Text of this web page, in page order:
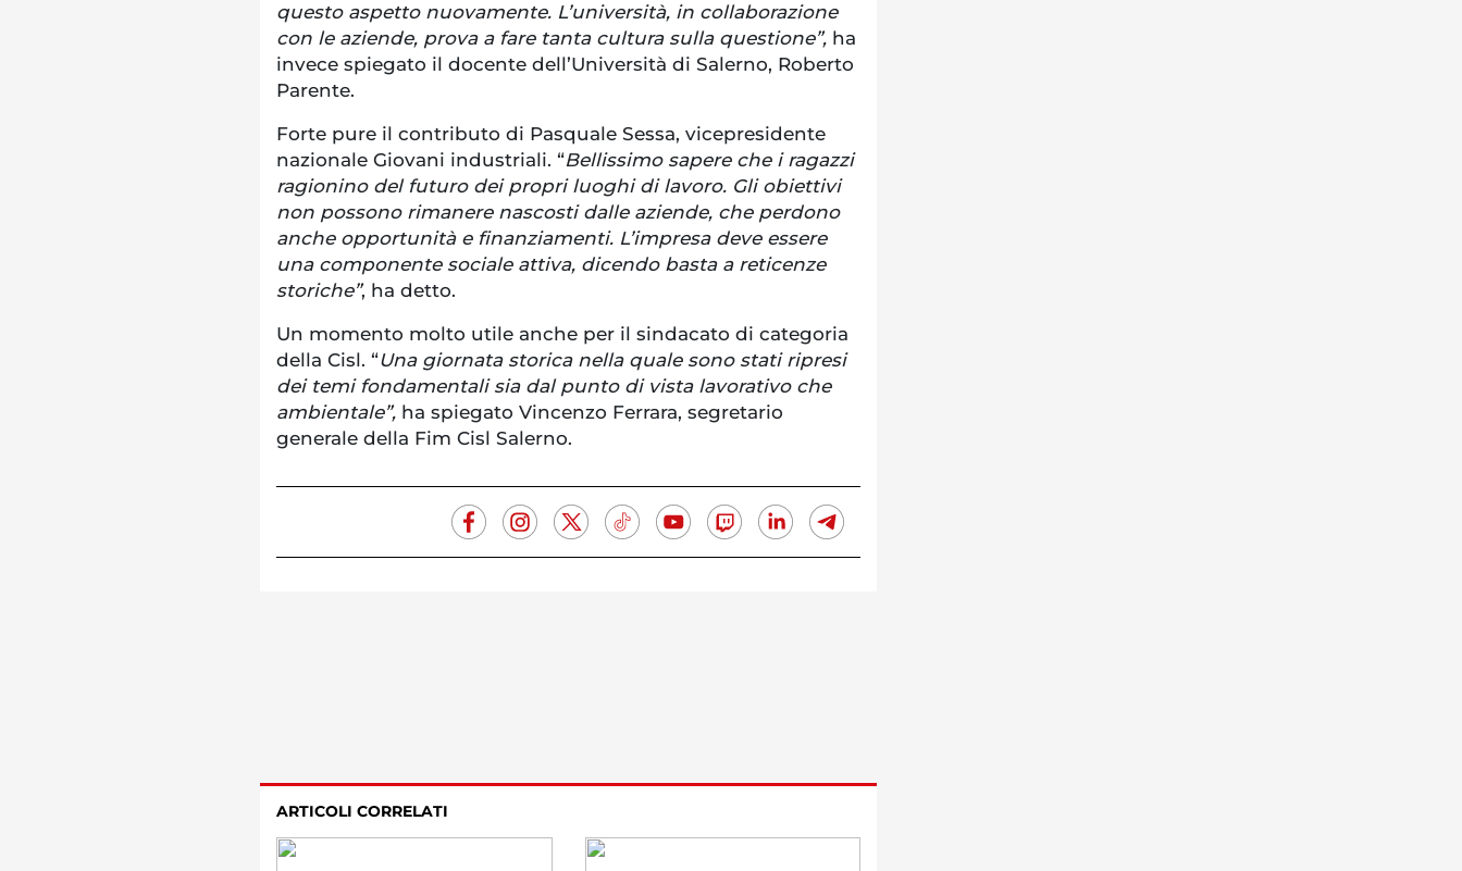
questo aspetto nuovamente. L’università, in collaborazione
con le aziende, prova a fare tanta cultura sulla questione”, ha
invece spiegato il docente dell’Università di Salerno, Roberto
Parente.
Forte pure il contributo di Pasquale Sessa, vicepresidente
nazionale Giovani industriali. “Bellissimo sapere che i ragazzi
ragionino del futuro dei propri luoghi di lavoro. Gli obiettivi
non possono rimanere nascosti dalle aziende, che perdono
anche opportunità e finanziamenti. L’impresa deve essere
una componente sociale attiva, dicendo basta a reticenze
storiche”, ha detto.
Un momento molto utile anche per il sindacato di categoria
della Cisl. “Una giornata storica nella quale sono stati ripresi
dei temi fondamentali sia dal punto di vista lavorativo che
ambientale”, ha spiegato Vincenzo Ferrara, segretario
generale della Fim Cisl Salerno.
ARTICOLI CORRELATI